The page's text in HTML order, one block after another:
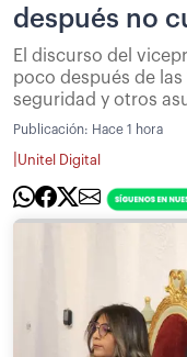
después no
El discurso del
poco después de
seguridad y otros
Publicación: Hace 1 hora
Unitel Digital